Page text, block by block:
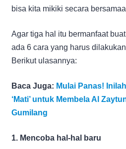
bisa kita mikiki secara
Agar tiga hal itu bermanfaat
ada 6 cara yang harus
Berikut ulasannya:
Baca Juga: Mulai Panas!
‘Mati’ untuk Membela Al
Gumilang
1. Mencoba hal-hal baru